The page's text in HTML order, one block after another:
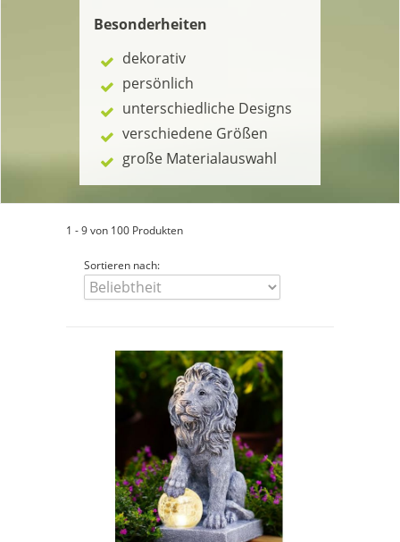
Besonderheiten
dekorativ
persönlich
unterschiedliche Designs
verschiedene Größen
große Materialauswahl
1 - 9 von 100 Produkten
Sortieren nach: